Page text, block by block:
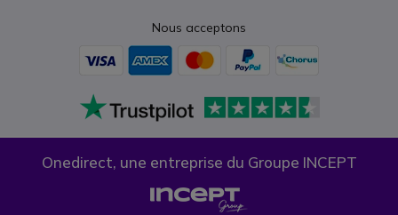
Nous acceptons
Onedirect, une entreprise du Groupe INCEPT